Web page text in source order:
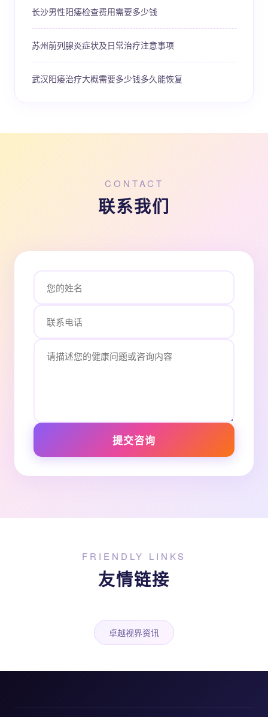
长沙男性阳痿检查费用需要多少钱
苏州前列腺炎症状及日常治疗注意事项
武汉阳痿治疗大概需要多少钱多久能恢复
CONTACT
联系我们
提交咨询
FRIENDLY LINKS
友情链接
卓越视界资讯